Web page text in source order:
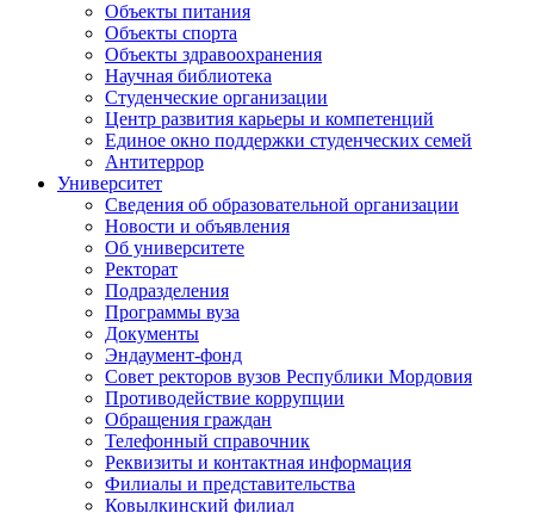
Объекты питания
Объекты спорта
Объекты здравоохранения
Научная библиотека
Студенческие организации
Центр развития карьеры и компетенций
Единое окно поддержки студенческих семей
Антитеррор
Университет
Сведения об образовательной организации
Новости и объявления
Об университете
Ректорат
Подразделения
Программы вуза
Документы
Эндаумент-фонд
Совет ректоров вузов Республики Мордовия
Противодействие коррупции
Обращения граждан
Телефонный справочник
Реквизиты и контактная информация
Филиалы и представительства
Ковылкинский филиал